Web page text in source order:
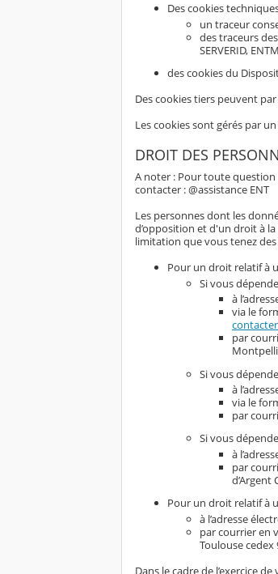
Des cookies
un traceur
des traceurs
SERVERID,
des cookies du
Des cookies tiers peuvent
Les cookies sont gérés par
DROIT DES
A noter : Pour toute question
contacter : @assistance ENT
Les personnes dont les
d’opposition et d'un droit à
limitation que vous tenez des
Pour un droit relatif à
Si vous
à
via le
par
Si vous
à
via le
par
Si vous
à
par
d’Argent
Pour un droit relatif à
à l’adresse
par courrier en
Toulouse cedex
Dans le cadre de l’exercice